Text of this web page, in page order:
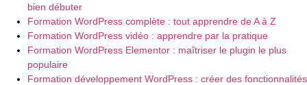
bien débuter
Formation WordPress complète : tout apprendre de A à Z
Formation WordPress vidéo : apprendre par la pratique
Formation WordPress Elementor : maîtriser le plugin le plus
populaire
Formation développement WordPress : créer des fonctionnalités